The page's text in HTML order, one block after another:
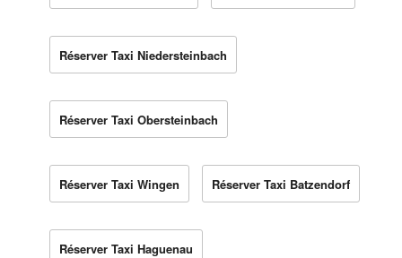
Réserver Taxi Niedersteinbach
Réserver Taxi Obersteinbach
Réserver Taxi Wingen Réserver Taxi Batzendorf
Réserver Taxi Haguenau